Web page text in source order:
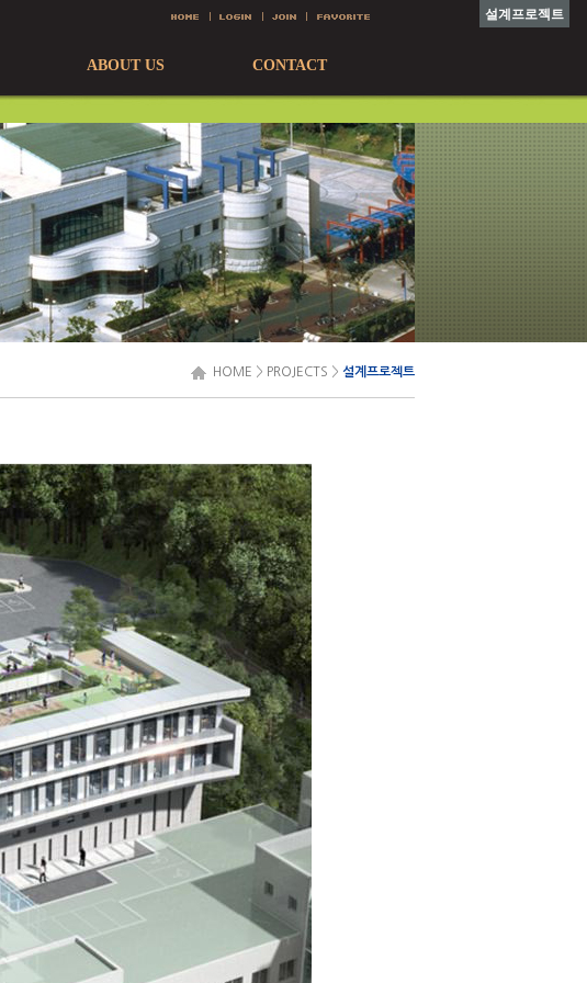
ABOUT US CONTACT
HOME > PROJECTS > 설계프로젝트
설계프로젝트